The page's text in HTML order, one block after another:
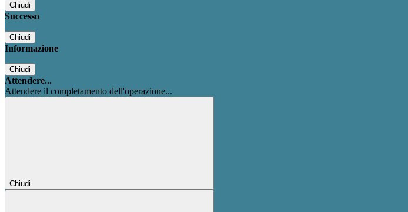
Chiudi
Successo
Chiudi
Informazione
Chiudi
Attendere...
Attendere il completamento dell'operazione...
Chiudi